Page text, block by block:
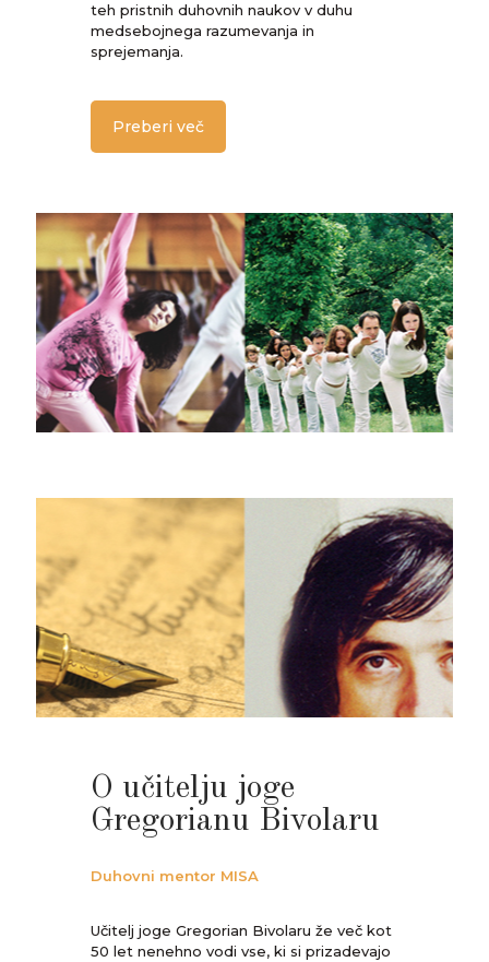
teh pristnih duhovnih naukov v duhu
medsebojnega razumevanja in
sprejemanja.
Preberi več
O učitelju joge
Gregorianu Bivolaru
Duhovni mentor MISA
Učitelj joge Gregorian Bivolaru že več kot
50 let nenehno vodi vse, ki si prizadevajo